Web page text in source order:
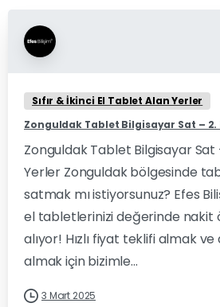
Sıfır & İkinci El Tablet Alan Yerler
Zonguldak Tablet Bilgisayar Sat – 2.
Zonguldak Tablet Bilgisayar Sat
Yerler Zonguldak bölgesinde
satmak mı istiyorsunuz? Efes
el tabletlerinizi değerinde nakit
alıyor! Hızlı fiyat teklifi almak
almak için bizimle...
3 Mart 2025